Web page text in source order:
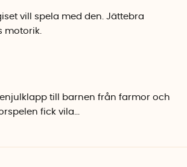
vill spela med den. Jättebra
motorik.
till barnen från farmor och
fick vila...